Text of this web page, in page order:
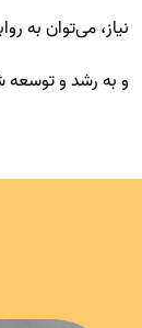
نیاز، می‌توان به
و به رشد و